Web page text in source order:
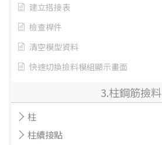
建立搭接表
檢查桿件
清空模型資料
快速切換撿料模組顯示畫面
3.柱鋼筋撿料
柱
柱續接點